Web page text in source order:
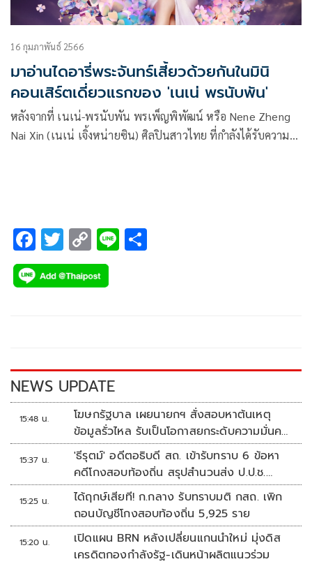
16 กุมภาพันธ์ 2566
มาอ่านไดอารี่พระจันทร์เสี้ยวด้วยกันในมินิ
คอนเสิร์ตเดี่ยวแรกของ 'เนเน่ พรนับพัน'
หลังจากที่ เนเน่-พรนับพัน พรเพ็ญพิพัฒน์ หรือ Nene Zheng
Nai Xin (เนเน่ เจิ้งหน่ายซิน) ศิลปินสาวไทย ที่กำลังได้รับความ
F
ac
e
k
T
wi
tt
C
o
p
k
Li
NEWS UPDATE
15:48 น.
โฆษกรัฐบาล เผยนายกฯ สั่งสอบหาต้นเหตุ
ข้อมูลรั่วไหล รับเป็นโอกาสยกระดับความมั่นคง
ปลอดภัยข้อมูลภาครัฐทั้งระบบ
15:37 น.
'ธีรุตม์' อดีตอธิบดี สถ. เข้ารับทราบ 6 ข้อหา
คดีโกงสอบท้องถิ่น สรุปสำนวนส่ง ป.ป.ช.
สัปดาห์หน้า
15:25 น.
ได้ฤกษ์เสียที! ก.กลาง รับทราบมติ กสถ. เพิก
ถอนบัญชีโกงสอบท้องถิ่น 5,925 ราย
15:20 น.
เปิดแผน BRN หลังเปลี่ยนแกนนำใหม่ มุ่งดิส
เครดิตกองกำลังรัฐ-เดินหน้าผลิตแนวร่วม